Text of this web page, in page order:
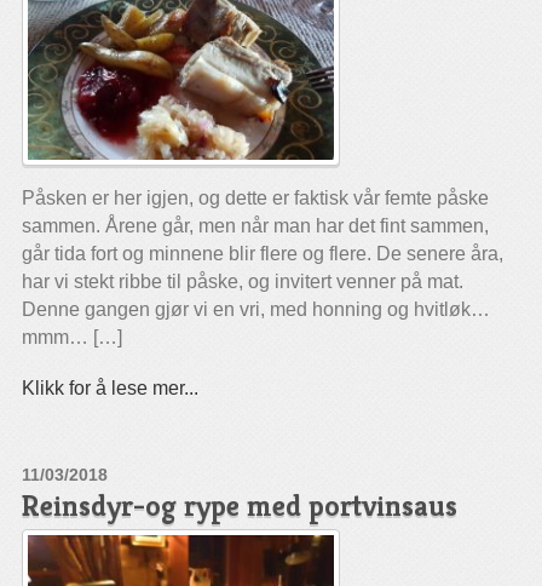
Påsken er her igjen, og dette er faktisk vår femte påske
sammen. Årene går, men når man har det fint sammen,
går tida fort og minnene blir flere og flere. De senere åra,
har vi stekt ribbe til påske, og invitert venner på mat.
Denne gangen gjør vi en vri, med honning og hvitløk…
mmm… […]
Klikk for å lese mer...
11/03/2018
Reinsdyr-og rype med portvinsaus